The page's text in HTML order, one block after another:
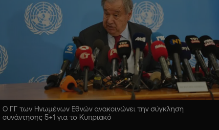
Ο ΓΓ των Ηνωμένων Εθνών ανακοινώνει την σύγκληση
συνάντησης 5+1 για το Κυπριακό